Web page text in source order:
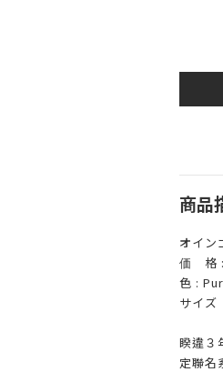
商品
オイン
価 格 :
色 :
サイ
睽違３
定聯名